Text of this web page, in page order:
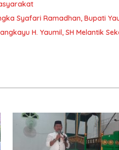
Syafari Ramadhan, Bupati
H. Yaumil, SH Melantik